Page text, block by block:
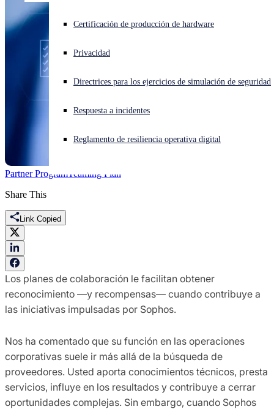
¿Está sufriendo un ciberataque? Obtenga ayuda ahora mismo
Iniciar sesión
Open search
Open language switcher
Certificación de producción de hardware
Privacidad
Directrices para los ejercicios de simulación de seguridad
Respuesta a incidentes
Reglamento de resiliencia operativa digital
Partner Program Teaming Plan
Share This
Link Copied
Los planes de colaboración le facilitan obtener
reconocimiento —y recompensas— cuando contribuye a
las iniciativas impulsadas por Sophos.
Nos ha comentado que su función en las operaciones
corporativas suele ir más allá de la búsqueda de
proveedores. Usted aporta conocimientos técnicos, presta
servicios, influye en los resultados y contribuye a cerrar
oportunidades complejas. Sin embargo, cuando Sophos